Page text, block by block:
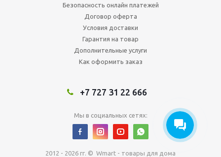
Безопасность онлайн платежей
Договор оферта
Условия доставки
Гарантия на товар
Дополнительные услуги
Как оформить заказ
+7 727 31 22 666
Мы в социальных сетях:
2012 - 2026 гг. © Wmart - товары для дома